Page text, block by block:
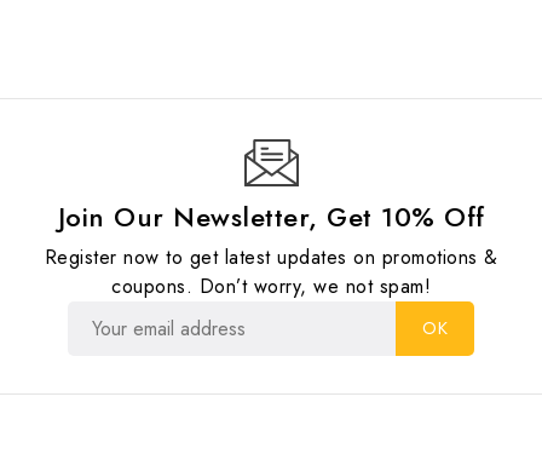
Join Our Newsletter, Get 10% Off
Register now to get latest updates on promotions &
coupons. Don’t worry, we not spam!